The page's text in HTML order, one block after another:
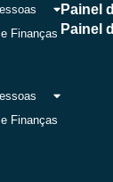
Finanças
Finanças
Painel
Painel